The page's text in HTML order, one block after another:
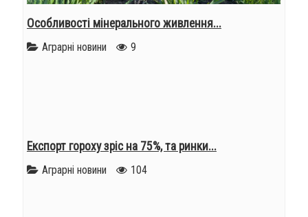
Особливості мінерального живлення...
Аграрні новини 9
Експорт гороху зріс на 75%, та ринки...
Аграрні новини 104